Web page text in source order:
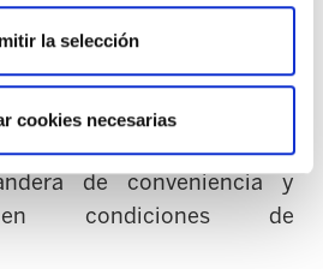
la selección
cookies necesarias
legalidad vigente, incapaces
cuasimafiosa.
en vez de proteger
favorecen empresas
de conveniencia y
en condiciones de